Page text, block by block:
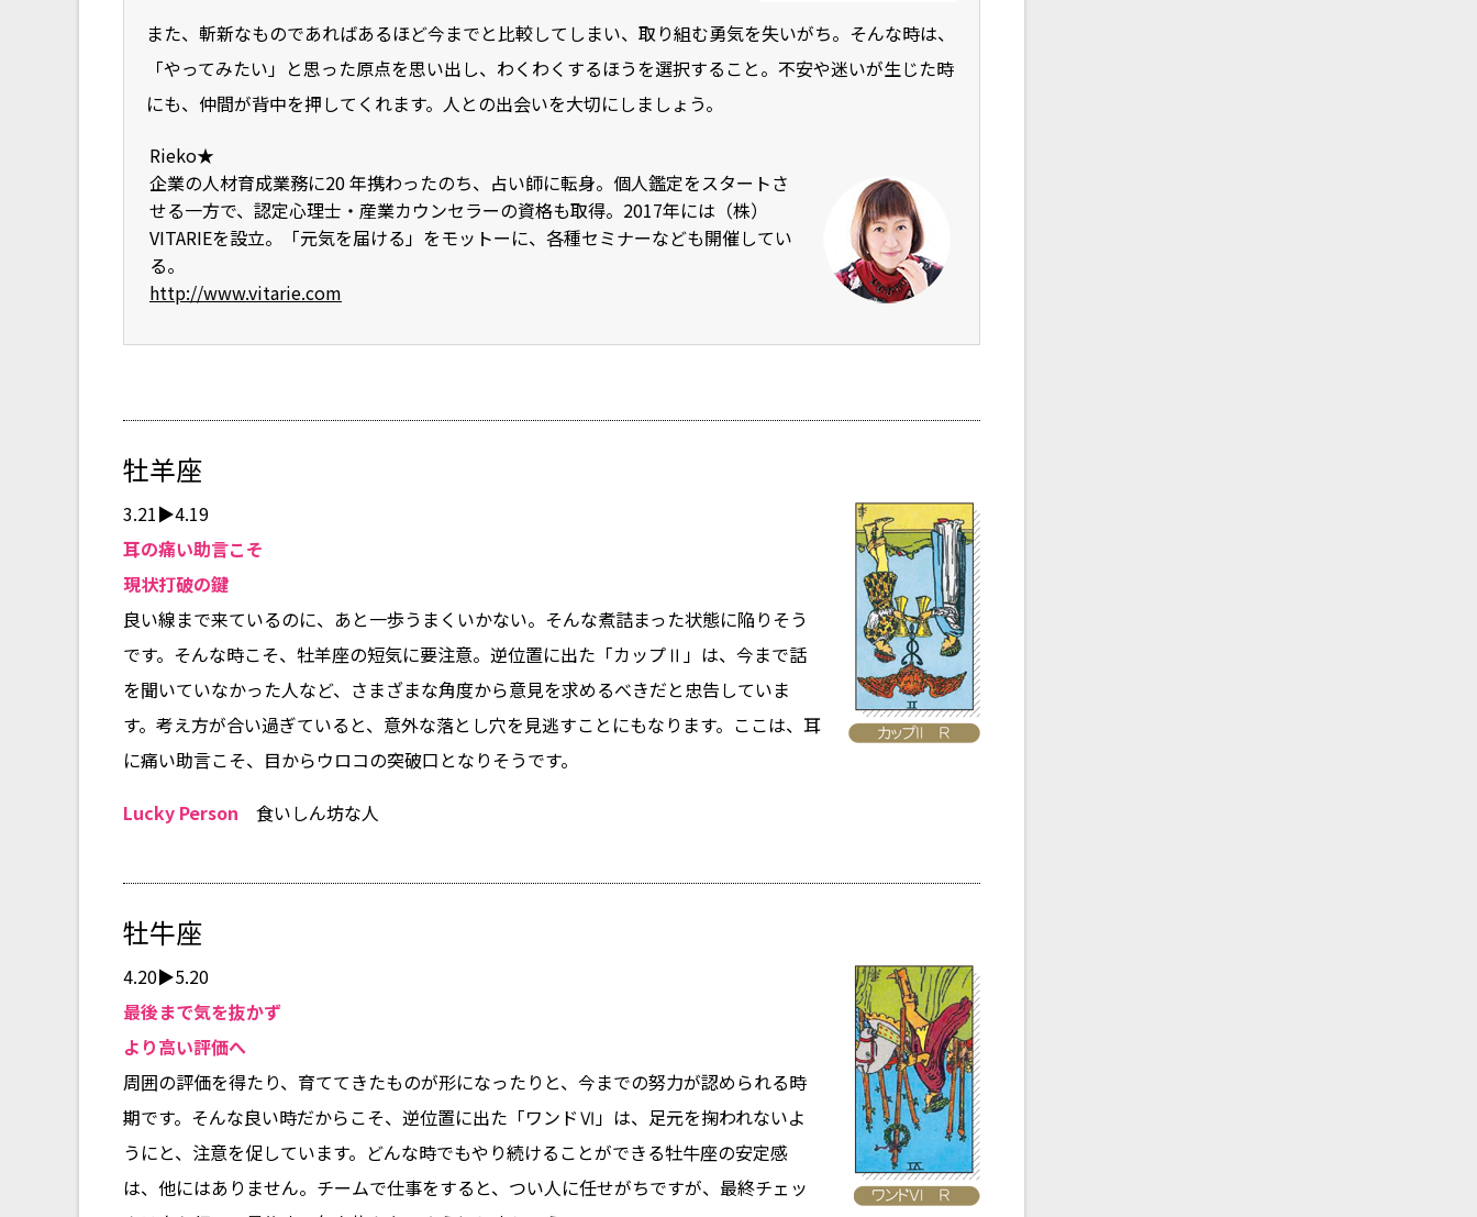
また、斬新なものであればあるほど今までと比較してしまい、取り組む勇気を失いがち。そんな時は、
「やってみたい」と思った原点を思い出し、わくわくするほうを選択すること。不安や迷いが生じた時
にも、仲間が背中を押してくれます。人との出会いを大切にしましょう。
Rieko★
企業の人材育成業務に20 年携わったのち、占い師に転身。個人鑑定をスタートさ
せる一方で、認定心理士・産業カウンセラーの資格も取得。2017年には（株）
VITARIEを設立。「元気を届ける」をモットーに、各種セミナーなども開催してい
る。
http://www.vitarie.com
牡羊座
3.21▶4.19
耳の痛い助言こそ
現状打破の鍵
良い線まで来ているのに、あと一歩うまくいかない。そんな煮詰まった状態に陥りそう
です。そんな時こそ、牡羊座の短気に要注意。逆位置に出た「カップⅡ」は、今まで話
を聞いていなかった人など、さまざまな角度から意見を求めるべきだと忠告していま
す。考え方が合い過ぎていると、意外な落とし穴を見逃すことにもなります。ここは、耳
に痛い助言こそ、目からウロコの突破口となりそうです。
Lucky Person 食いしん坊な人
牡牛座
4.20▶5.20
最後まで気を抜かず
より高い評価へ
周囲の評価を得たり、育ててきたものが形になったりと、今までの努力が認められる時
期です。そんな良い時だからこそ、逆位置に出た「ワンドⅥ」は、足元を掬われないよ
うにと、注意を促しています。どんな時でもやり続けることができる牡牛座の安定感
は、他にはありません。チームで仕事をすると、つい人に任せがちですが、最終チェッ